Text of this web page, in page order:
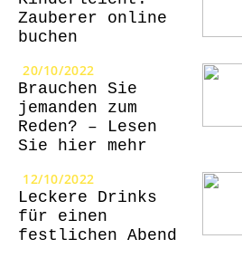
Zauberer online
buchen
20/10/2022
Brauchen Sie
jemanden zum
Reden? – Lesen
Sie hier mehr
12/10/2022
Leckere Drinks
für einen
festlichen Abend